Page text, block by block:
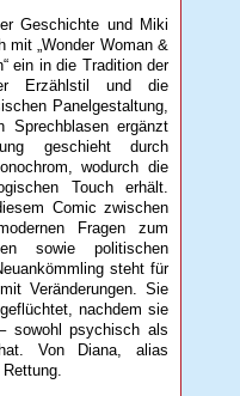
Geschichte und Miki
mit „Wonder Woman &
ein in die Tradition der
Erzählstil und die
Panelgestaltung,
Sprechblasen ergänzt
geschieht durch
wodurch die
Touch erhält.
Comic zwischen
Fragen zum
sowie politischen
steht für
Veränderungen. Sie
nachdem sie
sowohl psychisch als
Von Diana, alias